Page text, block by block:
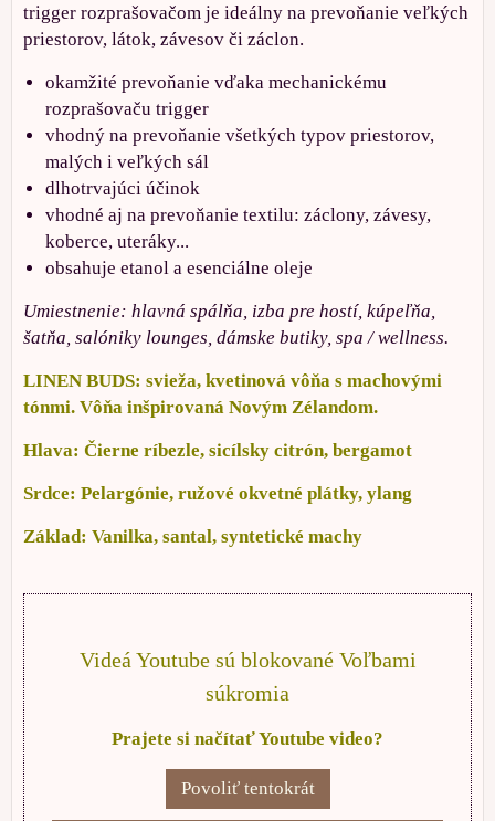
trigger rozprašovačom je ideálny na prevoňanie veľkých
priestorov, látok, závesov či záclon.
okamžité prevoňanie vďaka mechanickému
rozprašovaču trigger
vhodný na prevoňanie všetkých typov priestorov,
malých i veľkých sál
dlhotrvajúci účinok
vhodné aj na prevoňanie textilu: záclony, závesy,
koberce, uteráky...
obsahuje etanol a esenciálne oleje
Umiestnenie: hlavná spálňa, izba pre hostí, kúpeľňa,
šatňa, salóniky lounges, dámske butiky, spa / wellness.
LINEN BUDS: svieža, kvetinová vôňa s machovými
tónmi. Vôňa inšpirovaná Novým Zélandom.
Hlava: Čierne ríbezle, sicílsky citrón, bergamot
Srdce: Pelargónie, ružové okvetné plátky, ylang
Základ: Vanilka, santal, syntetické machy
Videá Youtube sú blokované Voľbami
súkromia
Prajete si načítať Youtube video?
Povoliť tentokrát